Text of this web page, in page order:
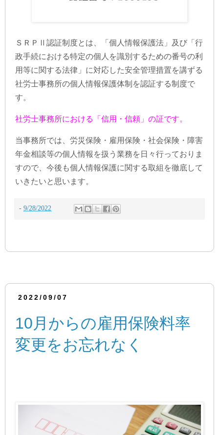
ＳＲＰⅡ認証制度とは、「個人情報保護法」及び「行
政手続における特定の個人を識別するための番号の利
用等に関する法律」に対応した安全管理措置を講ずる
社労士事務所の個人情報保護体制を認証する制度で
す。
社労士事務所における「信用・信頼」の証です。
当事務所では、労災保険・雇用保険・社会保険・障害
年金相談等の個人情報を扱う業務を日々行っておりま
すので、今後も個人情報保護に関する取組を徹底して
いきたいと思います。
- 9/28/2022
2022/09/07
10月からの雇用保険料率
変更をお忘れなく